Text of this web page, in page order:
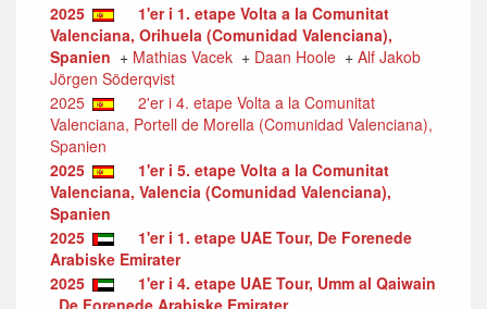
2025
1'er i 1. etape Volta a la Comunitat
Valenciana, Orihuela (Comunidad Valenciana),
Spanien + Mathias Vacek + Daan Hoole + Alf Jakob
Jörgen Söderqvist
2025
2'er i 4. etape Volta a la Comunitat
Valenciana, Portell de Morella (Comunidad Valenciana),
Spanien
2025
1'er i 5. etape Volta a la Comunitat
Valenciana, Valencia (Comunidad Valenciana),
Spanien
2025
1'er i 1. etape UAE Tour, De Forenede
Arabiske Emirater
2025
1'er i 4. etape UAE Tour, Umm al Qaiwain
, De Forenede Arabiske Emirater